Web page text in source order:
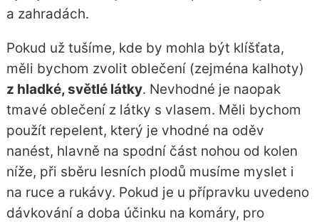
a zahradách.
Pokud už tušíme, kde by mohla být klíšťata,
měli bychom zvolit oblečení (zejména kalhoty)
z hladké, světlé látky. Nevhodné je naopak
tmavé oblečení z látky s vlasem. Měli bychom
použít repelent, který je vhodné na oděv
nanést, hlavně na spodní část nohou od kolen
níže, při sběru lesních plodů musíme myslet i
na ruce a rukávy. Pokud je u přípravku uvedeno
dávkování a doba účinku na komáry, pro